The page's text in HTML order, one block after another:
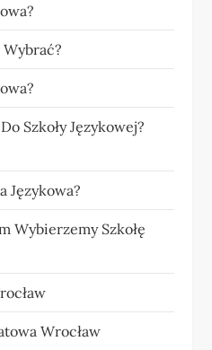
Wybrać?
Szkoły Językowej?
Językowa?
Wybierzemy Szkołę
Wrocław